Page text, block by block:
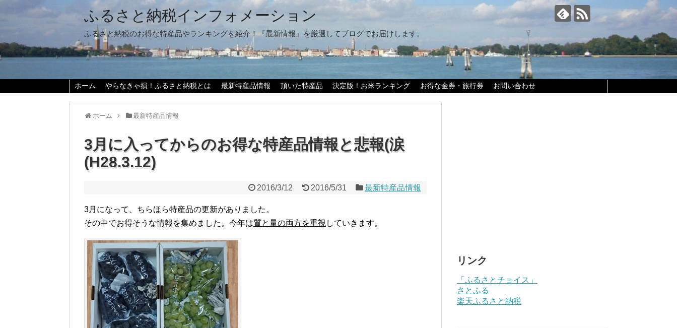
ふるさと納税インフォメーション
ふるさと納税のお得な特産品やランキングを紹介！『最新情報』を厳選してブログでお届けします。
ホーム やらなきゃ損！ふるさと納税とは 最新特産品情報 頂いた特産品 決定版！お米ランキング お得な金券・旅行券 お問い合わせ
ホーム 最新特産品情報
3月に入ってからのお得な特産品情報と悲報(涙
(H28.3.12)
2016/3/12 2016/5/31 最新特産品情報
3月になって、ちらほら特産品の更新がありました。
その中でお得そうな情報を集めました。今年は質と量の両方を重視 していきます。
リンク
「ふるさとチョイス」
さとふる
楽天ふるさと納税